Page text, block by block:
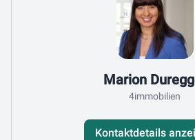
Marion
4immobilien
Kontaktdetails